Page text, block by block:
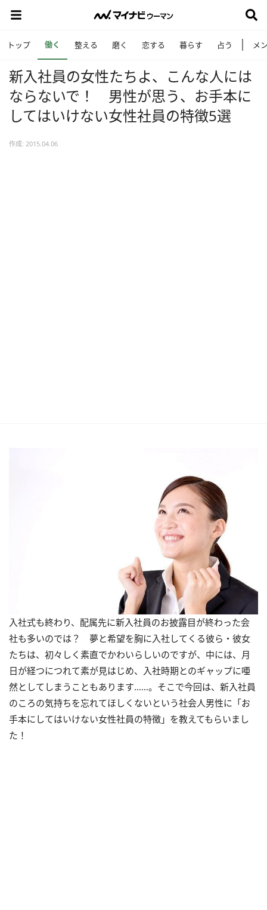
トップ 働く 整える 磨く 恋する 暮らす 占う メ
新入社員の女性たちよ、こんな人には
ならないで！ 男性が思う、お手本に
してはいけない女性社員の特徴5選
作成: 2015.04.06
入社式も終わり、配属先に新入社員のお披露目が終わった会
社も多いのでは？ 夢と希望を胸に入社してくる彼ら・彼女
たちは、初々しく素直でかわいらしいのですが、中には、月
日が経つにつれて素が見はじめ、入社時期とのギャップに唖
然としてしまうこともあります……。そこで今回は、新入社員
のころの気持ちを忘れてほしくないという社会人男性に「お
手本にしてはいけない女性社員の特徴」を教えてもらいまし
た！